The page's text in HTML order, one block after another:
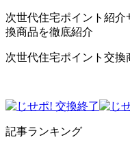
次世代住宅ポイント紹
換商品を徹底紹介
次世代住宅ポイント交換
記事ランキング